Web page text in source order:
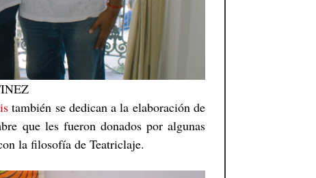
también se dedican a la elaboración de
que les fueron donados por algunas
la filosofía de Teatriclaje.